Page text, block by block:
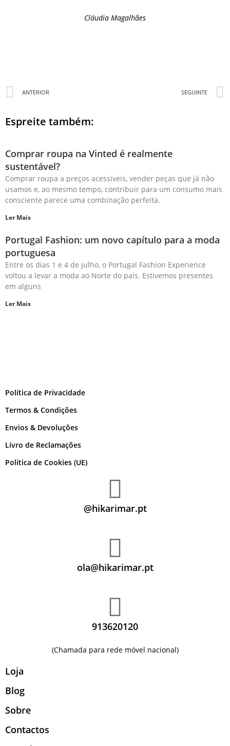
Cláudia Magalhães
ANTERIOR SEGUINTE
Espreite também:
Comprar roupa na Vinted é realmente
sustentável?
Comprar roupa a preços acessíveis, vender peças que já não
usamos e, ao mesmo tempo, contribuir para um consumo mais
consciente parece uma combinação perfeita.
Ler Mais
Portugal Fashion: um novo capítulo para a moda
portuguesa
Entre os dias 1 e 4 de julho, o Portugal Fashion Experience
voltou a levar a moda ao Norte do país. Estivemos presentes
em alguns
Ler Mais
Política de Privacidade
Termos & Condições
Envios & Devoluções
Livro de Reclamações
Política de Cookies (UE)
@hikarimar.pt
ola@hikarimar.pt
913620120
(Chamada para rede móvel nacional)
Loja
Blog
Sobre
Contactos